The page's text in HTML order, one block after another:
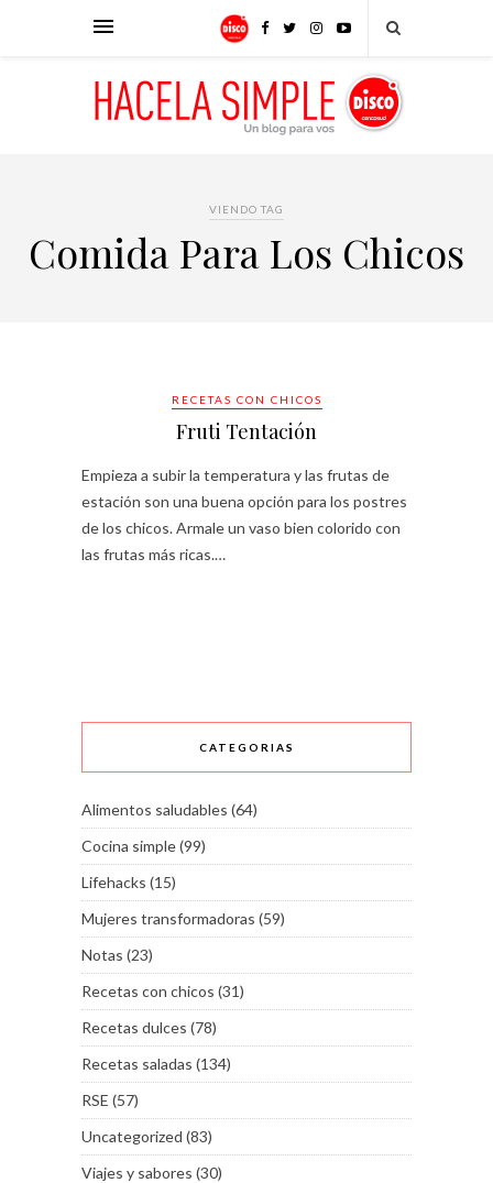
VIENDO TAG
Comida Para Los Chicos
RECETAS CON CHICOS
Fruti Tentación
Empieza a subir la temperatura y las frutas de
estación son una buena opción para los postres
de los chicos. Armale un vaso bien colorido con
las frutas más ricas.…
CATEGORIAS
Alimentos saludables (64)
Cocina simple(99)
Lifehacks (15)
Mujeres transformadoras (59)
Notas (23)
Recetas con chicos (31)
Recetas dulces (78)
Recetas saladas (134)
RSE (57)
Uncategorized (83)
Viajes y sabores (30)